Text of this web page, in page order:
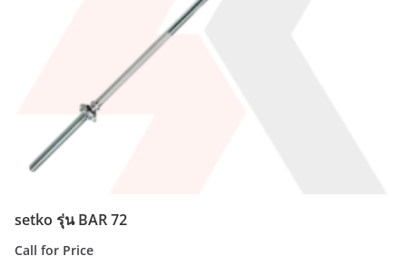
setko รุ่น BAR 72
Call for Price